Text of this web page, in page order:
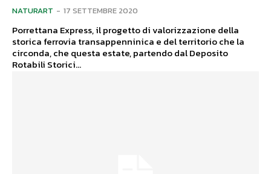
NATURART - 17 SETTEMBRE 2020
Porrettana Express, il progetto di valorizzazione della
storica ferrovia transappenninica e del territorio che la
circonda, che questa estate, partendo dal Deposito
Rotabili Storici...